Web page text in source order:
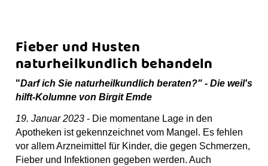
Fieber und Husten
naturheilkundlich behandeln
"Darf ich Sie naturheilkundlich beraten?" - Die weil's
hilft-Kolumne von Birgit Emde
19. Januar 2023 - Die momentane Lage in den
Apotheken ist gekennzeichnet vom Mangel. Es fehlen
vor allem Arzneimittel für Kinder, die gegen Schmerzen,
Fieber und Infektionen gegeben werden. Auch